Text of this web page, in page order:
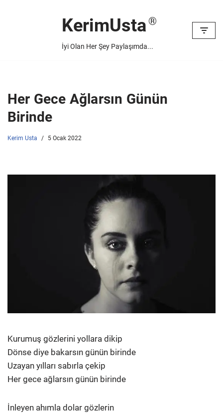
KerimUsta
İyi Olan Her Şey Paylaşımda...
Her Gece Ağlarsın Günün
Birinde
Kerim Usta 5 Ocak 2022
Kurumuş gözlerini yollara dikip
Dönse diye bakarsın günün birinde
Uzayan yılları sabırla çekip
Her gece ağlarsın günün birinde
İnleyen ahımla dolar gözlerin